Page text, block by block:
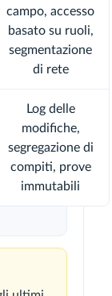
campo, accesso
basato su ruoli,
segmentazione
di rete
Log delle
modifiche,
segregazione di
compiti, prove
immutabili